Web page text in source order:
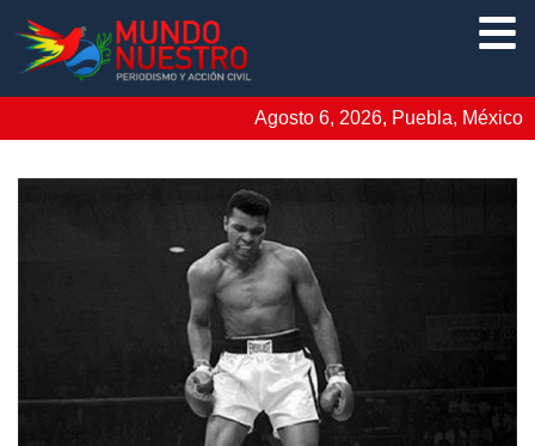
Agosto 6, 2026, Puebla, México